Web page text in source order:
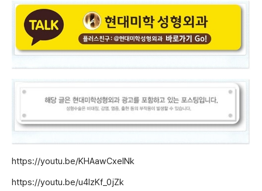
https://youtu.be/KHAawCxelNk
https://youtu.be/u4IzKf_0jZk